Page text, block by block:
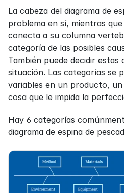
La cabeza del diagrama de
problema en sí, mientras
conecta a su columna
categoría de las posibles
También puede decidir estas
situación. Las categorías se
variables en un producto,
cosa que le impida la
Hay 6 categorías
diagrama de espina de